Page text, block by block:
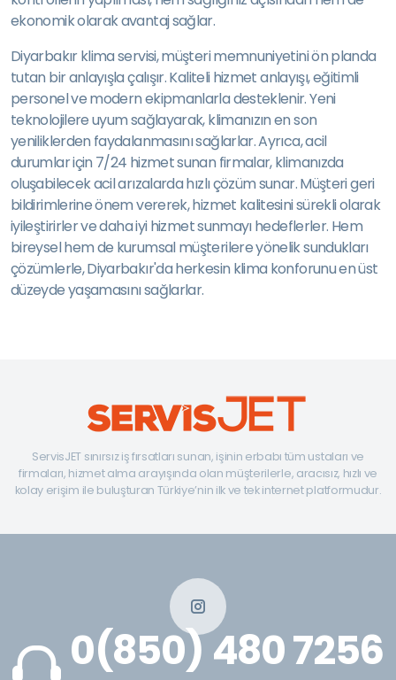
ekonomik olarak avantaj sağlar.
Diyarbakır klima servisi, müşteri memnuniyetini ön planda
tutan bir anlayışla çalışır. Kaliteli hizmet anlayışı, eğitimli
personel ve modern ekipmanlarla desteklenir. Yeni
teknolojilere uyum sağlayarak, klimanızın en son
yeniliklerden faydalanmasını sağlarlar. Ayrıca, acil
durumlar için 7/24 hizmet sunan firmalar, klimanızda
oluşabilecek acil arızalarda hızlı çözüm sunar. Müşteri geri
bildirimlerine önem vererek, hizmet kalitesini sürekli olarak
iyileştirirler ve daha iyi hizmet sunmayı hedeflerler. Hem
bireysel hem de kurumsal müşterilere yönelik sundukları
çözümlerle, Diyarbakır'da herkesin klima konforunu en üst
düzeyde yaşamasını sağlarlar.
ServisJET sınırsız iş fırsatları sunan, işinin erbabı tüm ustaları ve
firmaları, hizmet alma arayışında olan müşterilerle, aracısız, hızlı ve
kolay erişim ile buluşturan Türkiye’nin ilk ve tek internet platformudur.
0(850) 480 7256